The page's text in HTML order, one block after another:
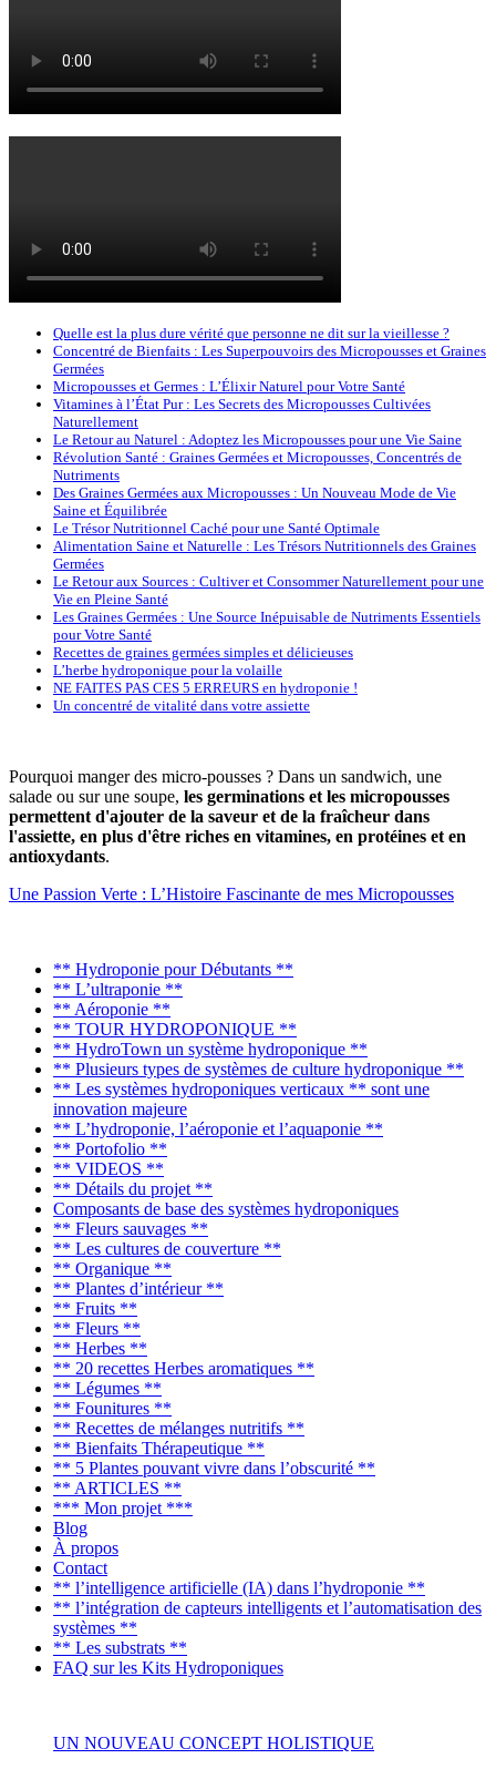
Quelle est la plus dure vérité que personne ne dit sur la vieillesse ?
Concentré de Bienfaits : Les Superpouvoirs des Micropousses et Graines
Germées
Micropousses et Germes : L’Élixir Naturel pour Votre Santé
Vitamines à l’État Pur : Les Secrets des Micropousses Cultivées
Naturellement
Le Retour au Naturel : Adoptez les Micropousses pour une Vie Saine
Révolution Santé : Graines Germées et Micropousses, Concentrés de
Nutriments
Des Graines Germées aux Micropousses : Un Nouveau Mode de Vie
Saine et Équilibrée
Le Trésor Nutritionnel Caché pour une Santé Optimale
Alimentation Saine et Naturelle : Les Trésors Nutritionnels des Graines
Germées
Le Retour aux Sources : Cultiver et Consommer Naturellement pour une
Vie en Pleine Santé
Les Graines Germées : Une Source Inépuisable de Nutriments Essentiels
pour Votre Santé
Recettes de graines germées simples et délicieuses
L’herbe hydroponique pour la volaille
NE FAITES PAS CES 5 ERREURS en hydroponie !
Un concentré de vitalité dans votre assiette
Pourquoi manger des micro-pousses ? Dans un sandwich, une
salade ou sur une soupe, les germinations et les micropousses
permettent d'ajouter de la saveur et de la fraîcheur dans
l'assiette, en plus d'être riches en vitamines, en protéines et en
antioxydants.
Une Passion Verte : L’Histoire Fascinante de mes Micropousses
** Hydroponie pour Débutants **
** L’ultraponie **
** Aéroponie **
** TOUR HYDROPONIQUE **
** HydroTown un système hydroponique **
** Plusieurs types de systèmes de culture hydroponique **
** Les systèmes hydroponiques verticaux ** sont une
innovation majeure
** L’hydroponie, l’aéroponie et l’aquaponie **
** Portofolio **
** VIDEOS **
** Détails du projet **
Composants de base des systèmes hydroponiques
** Fleurs sauvages **
** Les cultures de couverture **
** Organique **
** Plantes d’intérieur **
** Fruits **
** Fleurs **
** Herbes **
** 20 recettes Herbes aromatiques **
** Légumes **
** Founitures **
** Recettes de mélanges nutritifs **
** Bienfaits Thérapeutique **
** 5 Plantes pouvant vivre dans l’obscurité **
** ARTICLES **
*** Mon projet ***
Blog
À propos
Contact
** l’intelligence artificielle (IA) dans l’hydroponie **
** l’intégration de capteurs intelligents et l’automatisation des
systèmes **
** Les substrats **
FAQ sur les Kits Hydroponiques
UN NOUVEAU CONCEPT HOLISTIQUE